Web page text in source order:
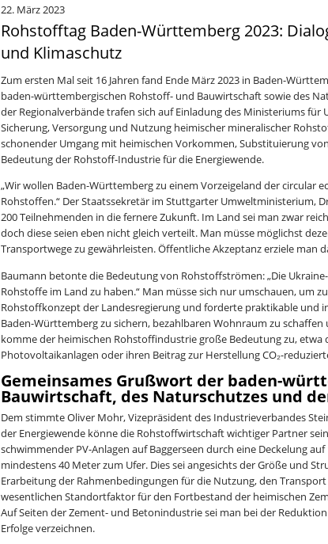
22. März 2023
Rohstofftag Baden-Württemberg 2023:
und Klimaschutz
Zum ersten Mal seit 16 Jahren fand Ende März 2023 in Baden-
baden-württembergischen Rohstoff- und Bauwirtschaft sowie des
der Regionalverbände trafen sich auf Einladung des Ministeriums
Sicherung, Versorgung und Nutzung heimischer mineralischer
schonender Umgang mit heimischen Vorkommen, Substituierung
Bedeutung der Rohstoff-Industrie für die Energiewende.
„Wir wollen Baden-Württemberg zu einem Vorzeigeland der circular
Rohstoffen.“ Der Staatssekretär im Stuttgarter Umweltministerium,
200 Teilnehmenden in die fernere Zukunft. Im Land sei man zwar
doch diese seien eben nicht gleich verteilt. Man müsse möglichst
Transportwege zu gewährleisten. Öffentliche Akzeptanz erziele
Baumann betonte die Bedeutung von Rohstoffströmen: „Die
Rohstoffe im Land zu haben.“ Man müsse sich nur umschauen, um
Rohstoffkonzept der Landesregierung und forderte praktikable und
Baden-Württemberg zu sichern, bezahlbaren Wohnraum zu
komme der heimischen Rohstoffindustrie große Bedeutung zu,
Photovoltaikanlagen oder ihren Beitrag zur Herstellung CO₂-
Gemeinsames Grußwort der baden-
Bauwirtschaft, des Naturschutzes und
Dem stimmte Oliver Mohr, Vizepräsident des Industrieverbandes
der Energiewende könne die Rohstoffwirtschaft wichtiger Partner
schwimmender PV-Anlagen auf Baggerseen durch eine Deckelung
mindestens 40 Meter zum Ufer. Dies sei angesichts der Größe und
Erarbeitung der Rahmenbedingungen für die Nutzung, den
wesentlichen Standortfaktor für den Fortbestand der heimischen
Auf Seiten der Zement- und Betonindustrie sei man bei der
Erfolge verzeichnen.